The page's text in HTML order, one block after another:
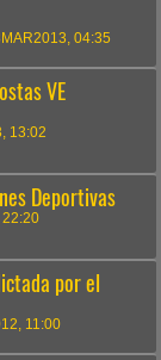
04:35
VE
13:02
Deportivas
22:20
por el
11:00